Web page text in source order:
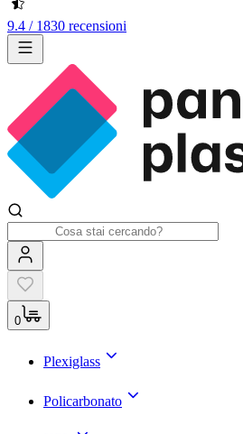
9.4 / 1830 recensioni
0
Plexiglass
Policarbonato